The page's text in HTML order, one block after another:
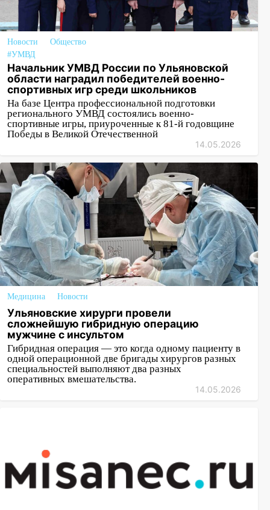
Новости
Общество
#УМВД
Начальник УМВД России по Ульяновской
области наградил победителей военно-
спортивных игр среди школьников
На базе Центра профессиональной подготовки
регионального УМВД состоялись военно-
спортивные игры, приуроченные к 81-й годовщине
Победы в Великой Отечественной
14.05.2026
Медицина Новости
Ульяновские хирурги провели
сложнейшую гибридную операцию
мужчине с инсультом
Гибридная операция — это когда одному пациенту в
одной операционной две бригады хирургов разных
специальностей выполняют два разных
оперативных вмешательства.
14.05.2026